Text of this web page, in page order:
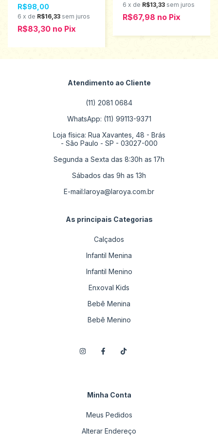
R$98,00
6 x de R$16,33 sem juros
R$83,30 no Pix
6 x de R$13,33 sem juros
R$67,98 no Pix
Atendimento ao Cliente
(11) 2081 0684
WhatsApp: (11) 99113-9371
Loja física: Rua Xavantes, 48 - Brás
- São Paulo - SP - 03027-000
Segunda a Sexta das 8:30h as 17h
Sábados das 9h as 13h
E-mail:laroya@laroya.com.br
As principais Categorias
Calçados
Infantil Menina
Infantil Menino
Enxoval Kids
Bebê Menina
Bebê Menino
Minha Conta
Meus Pedidos
Alterar Endereço